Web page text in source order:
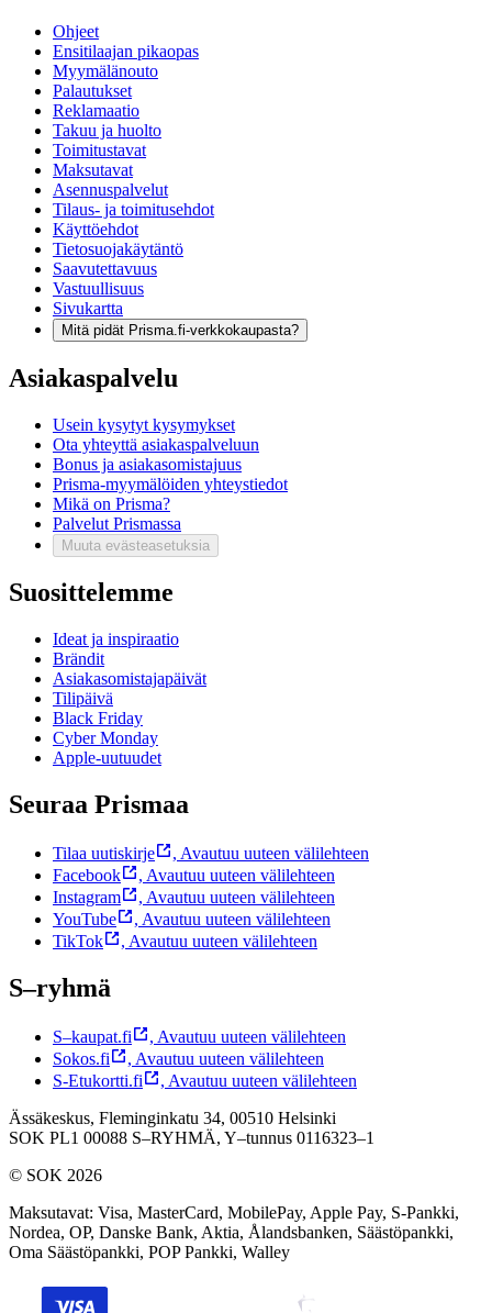
Ohjeet
Ensitilaajan pikaopas
Myymälänouto
Palautukset
Reklamaatio
Takuu ja huolto
Toimitustavat
Maksutavat
Asennuspalvelut
Tilaus- ja toimitusehdot
Käyttöehdot
Tietosuojakäytäntö
Saavutettavuus
Vastuullisuus
Sivukartta
Mitä pidät Prisma.fi-verkkokaupasta?
Asiakaspalvelu
Usein kysytyt kysymykset
Ota yhteyttä asiakaspalveluun
Bonus ja asiakasomistajuus
Prisma-myymälöiden yhteystiedot
Mikä on Prisma?
Palvelut Prismassa
Muuta evästeasetuksia
Suosittelemme
Ideat ja inspiraatio
Brändit
Asiakasomistajapäivät
Tilipäivä
Black Friday
Cyber Monday
Apple-uutuudet
Seuraa Prismaa
Tilaa uutiskirje , Avautuu uuteen välilehteen
Facebook
, Avautuu uuteen välilehteen
Instagram
, Avautuu uuteen välilehteen
YouTube
, Avautuu uuteen välilehteen
TikTok
, Avautuu uuteen välilehteen
S–ryhmä
S–kaupat.fi , Avautuu uuteen välilehteen
Sokos.fi
, Avautuu uuteen välilehteen
S-Etukortti.fi
, Avautuu uuteen välilehteen
Ässäkeskus, Fleminginkatu 34, 00510 Helsinki
SOK PL1 00088 S–RYHMÄ, Y–tunnus 0116323–1
© SOK 2026
Maksutavat: Visa, MasterCard, MobilePay, Apple Pay, S-Pankki,
Nordea, OP, Danske Bank, Aktia, Ålandsbanken, Säästöpankki,
Oma Säästöpankki, POP Pankki, Walley